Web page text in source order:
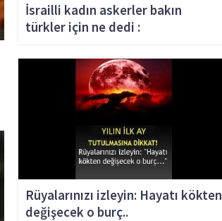
İsrailli kadın askerler bakın
türkler için ne dedi :
Rüyalarınızı izleyin: Hayatı kökten
değişecek o burç..